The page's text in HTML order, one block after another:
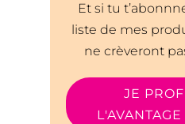
Et si tu
liste de mes
ne crèveront
JE